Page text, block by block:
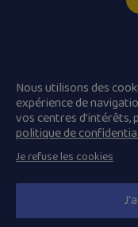
Plan
© 2026 Diocèse de
Nous utilisons des
expérience de
vos centres
politique de
Je refuse les cookies